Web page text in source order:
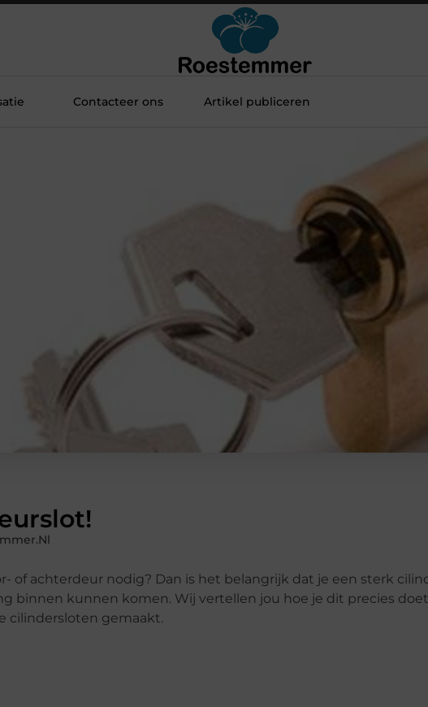
Contacteer ons Artikel publiceren
of achterdeur nodig? Dan is het belangrijk dat je een sterk
binnen kunnen komen. Wij vertellen jou hoe je dit precies
cilindersloten gemaakt.